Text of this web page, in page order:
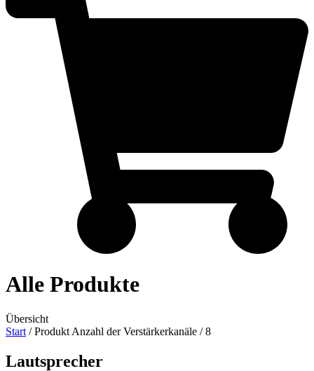
Alle Produkte
Übersicht
Start / Produkt Anzahl der Verstärkerkanäle / 8
Lautsprecher